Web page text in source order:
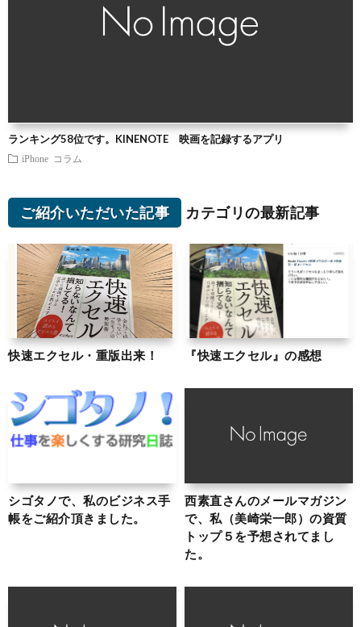
ランキング58位です。KINENOTE 映画を記録するアプリ
iPhone コラム
ご紹介いただいた記事 カテゴリの最新記事
快速エクセル・重版出来！ 『快速エクセル』の感想
シゴタノで、私のビジネス手
帳をご紹介頂きました。
西素直さんのメールマガジン
で、私（美崎栄一郎）の資質
トップ５を予想されてまし
た。